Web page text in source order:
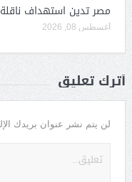
مصر تدين استهداف
أغسطس 08, 2026
أترك تعليق
لن يتم نشر عنوان بريدك